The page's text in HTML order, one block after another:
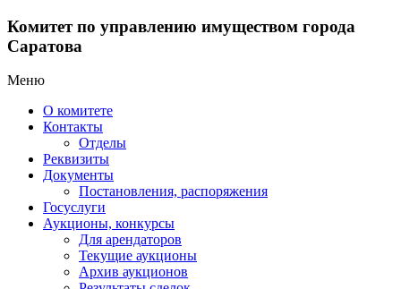
Комитет по управлению имуществом города
Саратова
Меню
О комитете
Контакты
Отделы
Реквизиты
Документы
Постановления, распоряжения
Госуслуги
Аукционы, конкурсы
Для арендаторов
Текущие аукционы
Архив аукционов